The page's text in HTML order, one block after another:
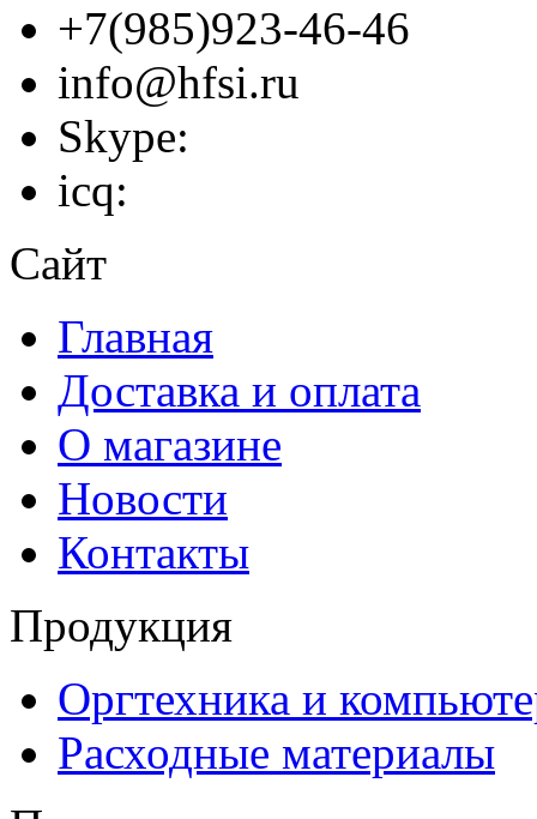
+7(985)923-46-46
info@hfsi.ru
Skype:
icq:
Сайт
Главная
Доставка и оплата
О магазине
Новости
Контакты
Продукция
Оргтехника и
Расходные материалы